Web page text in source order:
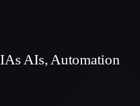
IAs AIs, Automation